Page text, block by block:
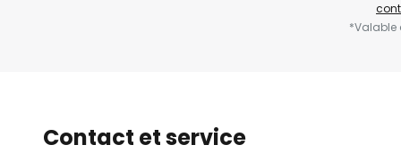
*Valable
Contact et service